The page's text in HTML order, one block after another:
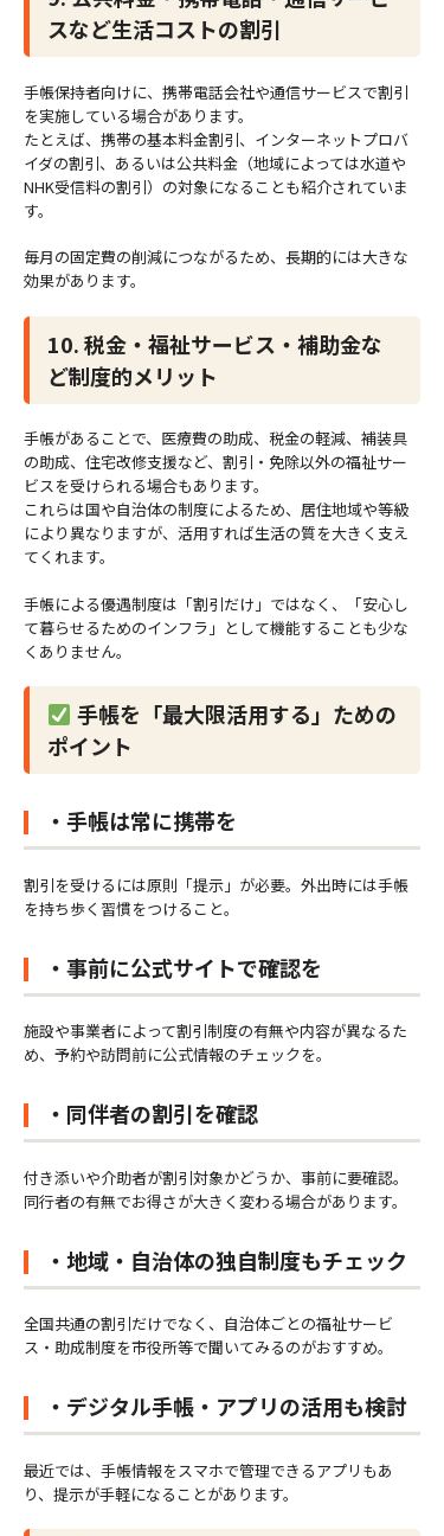
スなど生活コストの割引
手帳保持者向けに、携帯電話会社や通信サービスで割引
を実施している場合があります。
たとえば、携帯の基本料金割引、インターネットプロバ
イダの割引、あるいは公共料金（地域によっては水道や
NHK受信料の割引）の対象になることも紹介されていま
す。
毎月の固定費の削減につながるため、長期的には大きな
効果があります。
10. 税金・福祉サービス・補助金な
ど制度的メリット
手帳があることで、医療費の助成、税金の軽減、補装具
の助成、住宅改修支援など、割引・免除以外の福祉サー
ビスを受けられる場合もあります。
これらは国や自治体の制度によるため、居住地域や等級
により異なりますが、活用すれば生活の質を大きく支え
てくれます。
手帳による優遇制度は「割引だけ」ではなく、「安心し
て暮らせるためのインフラ」として機能することも少な
くありません。
手帳を「最大限活用する」ための
ポイント
・手帳は常に携帯を
割引を受けるには原則「提示」が必要。外出時には手帳
を持ち歩く習慣をつけること。
・事前に公式サイトで確認を
施設や事業者によって割引制度の有無や内容が異なるた
め、予約や訪問前に公式情報のチェックを。
・同伴者の割引を確認
付き添いや介助者が割引対象かどうか、事前に要確認。
同行者の有無でお得さが大きく変わる場合があります。
・地域・自治体の独自制度もチェック
全国共通の割引だけでなく、自治体ごとの福祉サービ
ス・助成制度を市役所等で聞いてみるのがおすすめ。
・デジタル手帳・アプリの活用も検討
最近では、手帳情報をスマホで管理できるアプリもあ
り、提示が手軽になることがあります。